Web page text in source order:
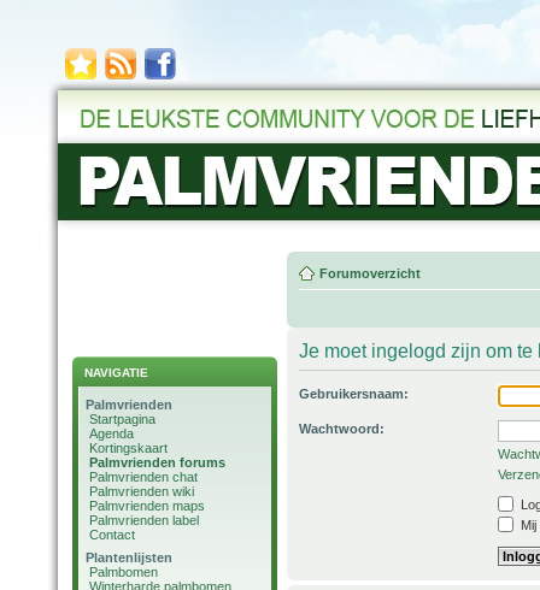
NAVIGATIE
Palmvrienden
Startpagina
Agenda
Kortingskaart
Palmvrienden forums
Palmvrienden chat
Palmvrienden wiki
Palmvrienden maps
Palmvrienden label
Contact
Plantenlijsten
Palmbomen
Winterharde palmbomen
Forumoverzicht
Je moet ingelogd zijn om
Gebruikersnaam:
Wachtwoord: